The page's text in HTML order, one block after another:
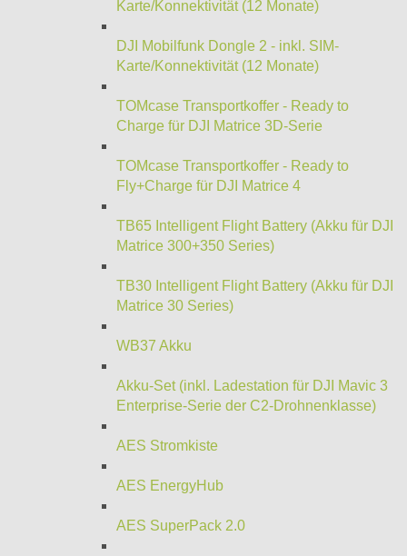
Karte/Konnektivität (12 Monate)
DJI Mobilfunk Dongle 2 - inkl. SIM-
Karte/Konnektivität (12 Monate)
TOMcase Transportkoffer - Ready to
Charge für DJI Matrice 3D-Serie
TOMcase Transportkoffer - Ready to
Fly+Charge für DJI Matrice 4
TB65 Intelligent Flight Battery (Akku für DJI
Matrice 300+350 Series)
TB30 Intelligent Flight Battery (Akku für DJI
Matrice 30 Series)
WB37 Akku
Akku-Set (inkl. Ladestation für DJI Mavic 3
Enterprise-Serie der C2-Drohnenklasse)
AES Stromkiste
AES EnergyHub
AES SuperPack 2.0